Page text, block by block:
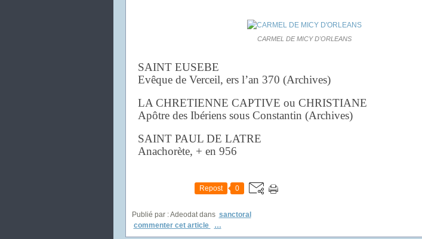
CARMEL DE MICY D'ORLEANS
SAINT EUSEBE
Evêque de Verceil, ers l’an 370 (Archives)
LA CHRETIENNE CAPTIVE ou CHRISTIANE
Apôtre des Ibériens sous Constantin (Archives)
SAINT PAUL DE LATRE
Anachorète, + en 956
Repost 0
Publié par : Adeodat dans sanctoral
commenter cet article
…